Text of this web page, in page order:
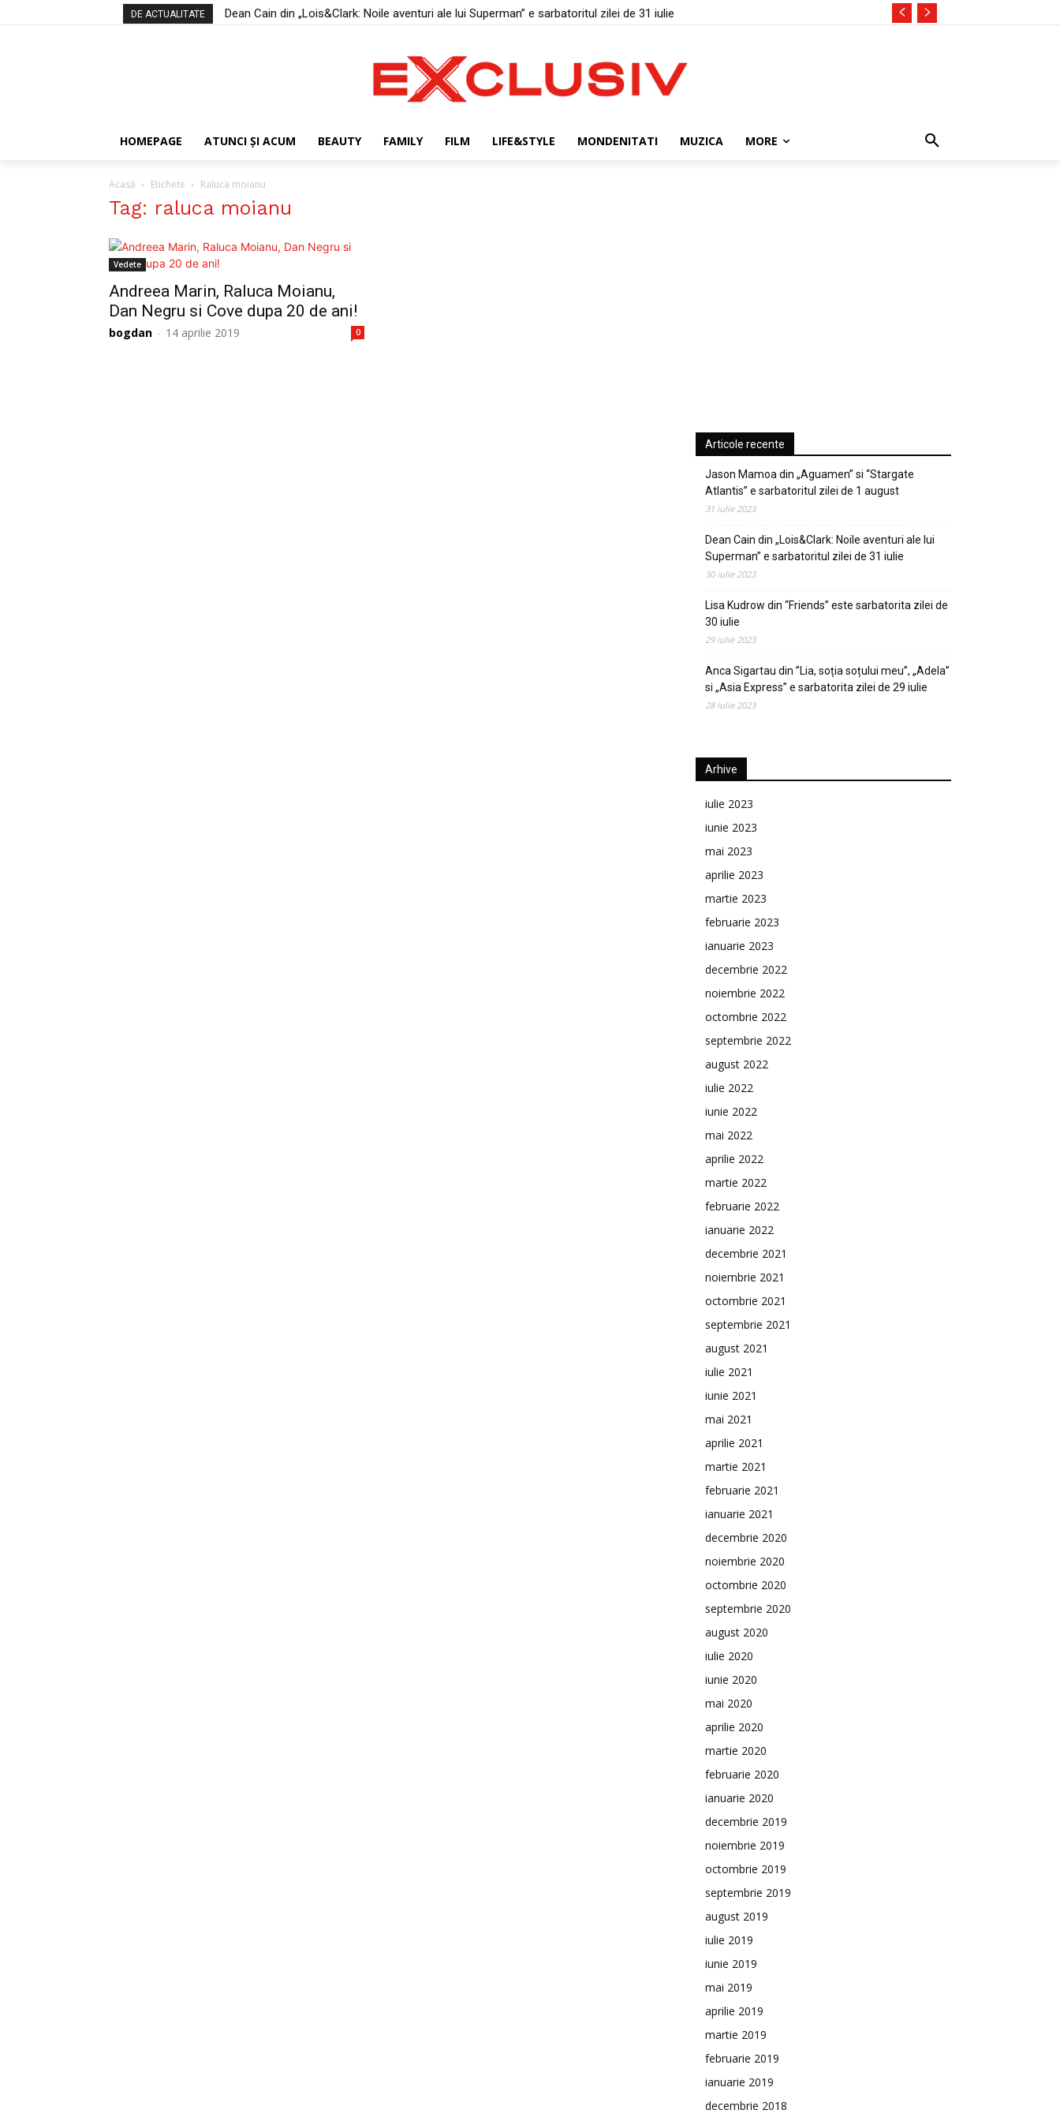
DE ACTUALITATE Dean Cain din „Lois&Clark: Noile aventuri ale lui Superman” e sarbatoritul zilei de 31 iulie
HOMEPAGE ATUNCI ŞI ACUM BEAUTY FAMILY FILM LIFE&STYLE MONDENITATI MUZICA MORE
Acasă Etichete Raluca moianu
Tag: raluca moianu
Vedete
Andreea Marin, Raluca Moianu,
Dan Negru si Cove dupa 20 de ani!
bogdan - 14 aprilie 2019 0
Articole recente
Jason Mamoa din „Aguamen” si “Stargate
Atlantis” e sarbatoritul zilei de 1 august
31 iulie 2023
Dean Cain din „Lois&Clark: Noile aventuri ale lui
Superman” e sarbatoritul zilei de 31 iulie
30 iulie 2023
Lisa Kudrow din “Friends” este sarbatorita zilei de
30 iulie
29 iulie 2023
Anca Sigartau din ”Lia, soția soțului meu”, „Adela”
si „Asia Express” e sarbatorita zilei de 29 iulie
28 iulie 2023
Arhive
iulie 2023
iunie 2023
mai 2023
aprilie 2023
martie 2023
februarie 2023
ianuarie 2023
decembrie 2022
noiembrie 2022
octombrie 2022
septembrie 2022
august 2022
iulie 2022
iunie 2022
mai 2022
aprilie 2022
martie 2022
februarie 2022
ianuarie 2022
decembrie 2021
noiembrie 2021
octombrie 2021
septembrie 2021
august 2021
iulie 2021
iunie 2021
mai 2021
aprilie 2021
martie 2021
februarie 2021
ianuarie 2021
decembrie 2020
noiembrie 2020
octombrie 2020
septembrie 2020
august 2020
iulie 2020
iunie 2020
mai 2020
aprilie 2020
martie 2020
februarie 2020
ianuarie 2020
decembrie 2019
noiembrie 2019
octombrie 2019
septembrie 2019
august 2019
iulie 2019
iunie 2019
mai 2019
aprilie 2019
martie 2019
februarie 2019
ianuarie 2019
decembrie 2018